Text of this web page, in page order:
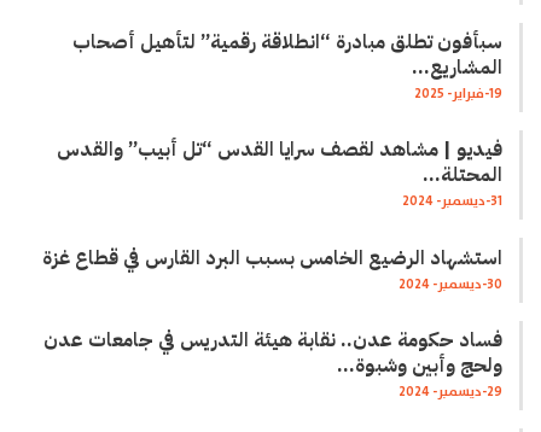
سبأفون تطلق مبادرة “انطلاقة رقمية” لتأهيل أصحاب
المشاريع…
19-فبراير- 2025
فيديو | مشاهد لقصف سرايا القدس “تل أبيب” والقدس
المحتلة…
31-ديسمبر- 2024
استشهاد الرضيع الخامس بسبب البرد القارس في قطاع غزة
30-ديسمبر- 2024
فساد حكومة عدن.. نقابة هيئة التدريس في جامعات عدن
ولحج وأبين وشبوة…
29-ديسمبر- 2024